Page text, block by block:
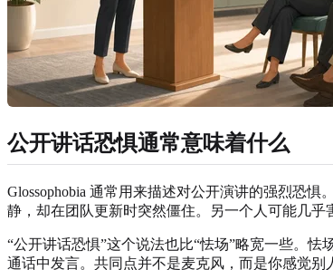
公开讲话恐惧通常意味着什么
Glossophobia 通常用来描述对公开演讲的强烈恐
静，却在团队更新时突然僵住。另一个人可能几乎
“公开讲话恐惧”这个说法也比“怯场”略宽一些。
通话中发言。共同点并不是麦克风，而是你感觉别